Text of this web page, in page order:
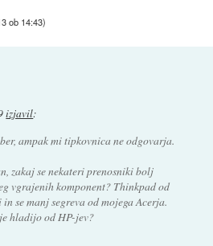
ob 14:43)
izjavil:
ampak mi tipkovnica ne odgovarja.
zakaj se nekateri prenosniki bolj
vgrajenih komponent? Thinkpad od
se manj segreva od mojega Acerja.
hladijo od HP-jev?